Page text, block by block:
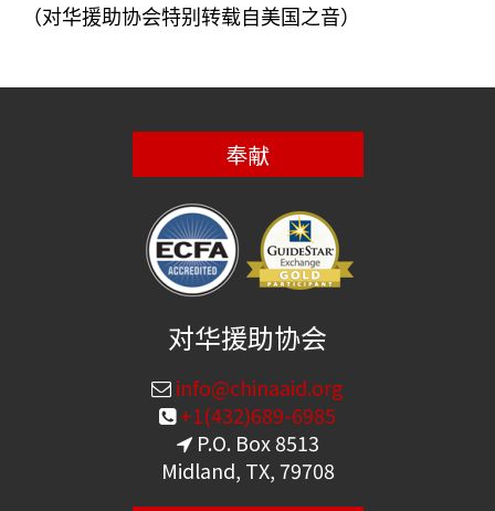
（对华援助协会特别转载自美国之音）
奉献
对华援助协会
info@chinaaid.org
+1(432)689-6985
P.O. Box 8513
Midland, TX, 79708